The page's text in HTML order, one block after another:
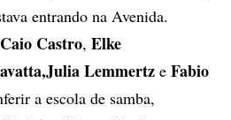
entrando na Avenida.
Caio Castro, Elke
Julia Lemmertz e Fabio
a escola de samba,